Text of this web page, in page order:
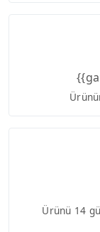
Ürünü 14